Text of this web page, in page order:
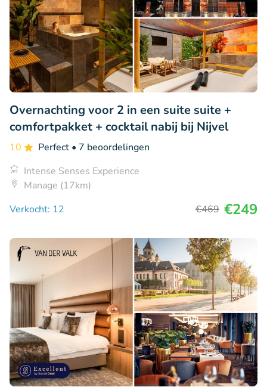
Overnachting voor 2 in een suite suite +
comfortpakket + cocktail nabij bij Nijvel
10 Perfect • 7 beoordelingen
Intense Senses Experience
Manage (17km)
Verkocht: 12
€469 €249